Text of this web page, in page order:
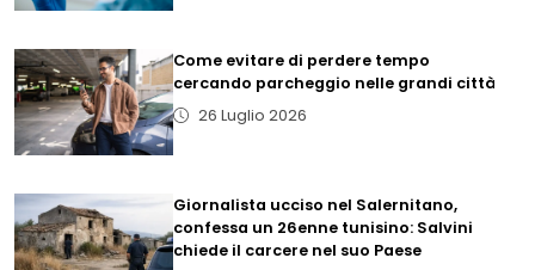
Come evitare di perdere tempo
cercando parcheggio nelle grandi città
26 Luglio 2026
Giornalista ucciso nel Salernitano,
confessa un 26enne tunisino: Salvini
chiede il carcere nel suo Paese